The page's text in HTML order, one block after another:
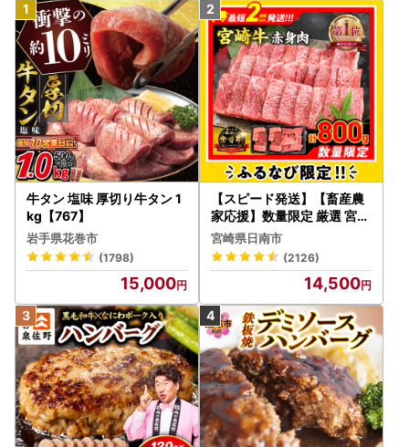
牛タン 塩味 厚切り牛タン 1
kg【767】
岩手県花巻市
(1798)
15,000
【スピード発送】【畜産農
家応援】数量限定 厳選 宮崎
牛 赤身 焼肉 計800g FN-Li
mited-PR_BDV5-26-2W
宮崎県日南市
(2126)
14,500